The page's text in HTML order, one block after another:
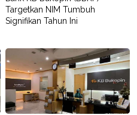
Targetkan NIM Tumbuh
Signifikan Tahun Ini